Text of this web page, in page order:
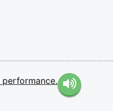
performance.